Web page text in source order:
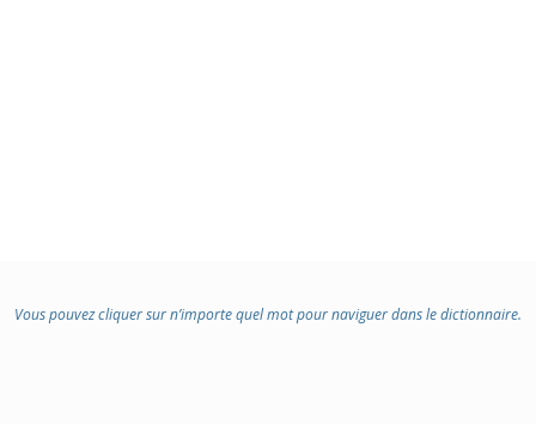
Vous pouvez cliquer sur n’importe quel mot pour naviguer dans le dictionnaire.